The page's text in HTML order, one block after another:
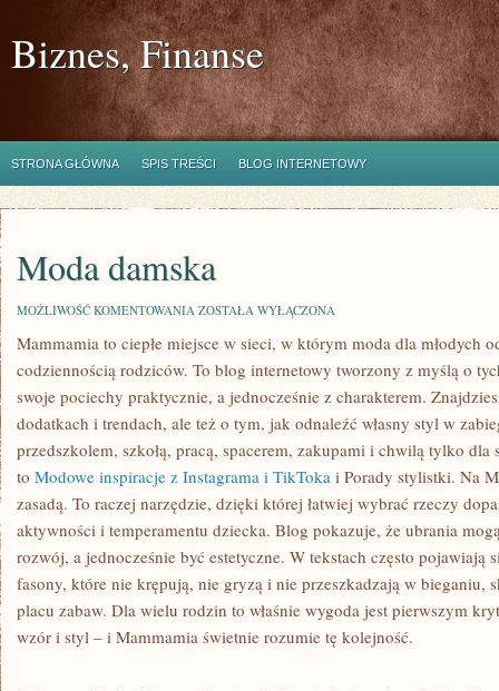
Biznes, Finanse
STRONA GŁÓWNA SPIS TREŚCI BLOG INTERNETOWY
Moda damska
MOŻLIWOŚĆ KOMENTOWANIA MODA
ZOSTAŁA WYŁĄCZONA
Mammamia to ciepłe miejsce w sieci, w którym moda dla młodych
codziennością rodziców. To blog internetowy tworzony z myślą o
swoje pociechy praktycznie, a jednocześnie z charakterem.
dodatkach i trendach, ale też o tym, jak odnaleźć własny styl w
przedszkolem, szkołą, pracą, spacerem, zakupami i chwilą tylko dla
to Modowe inspiracje z Instagrama i TikToka i Porady stylistki. Na
zasadą. To raczej narzędzie, dzięki której łatwiej wybrać rzeczy
aktywności i temperamentu dziecka. Blog pokazuje, że ubrania
rozwój, a jednocześnie być estetyczne. W tekstach często pojawiają
fasony, które nie krępują, nie gryzą i nie przeszkadzają w bieganiu,
placu zabaw. Dla wielu rodzin to właśnie wygoda jest pierwszym
wzór i styl – i Mammamia świetnie rozumie tę kolejność.